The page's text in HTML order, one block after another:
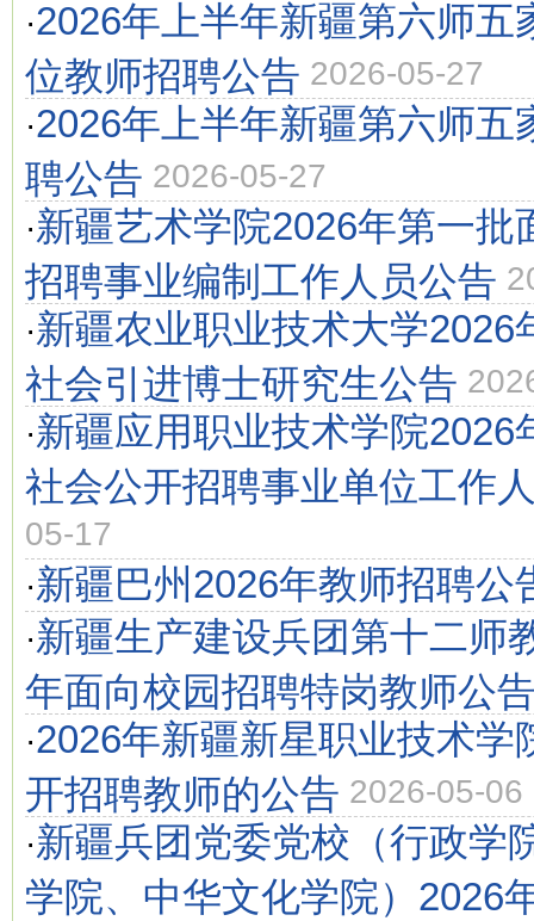
·2026年上半年新疆第六师五
位教师招聘公告 2026-05-27
·2026年上半年新疆第六师五
聘公告 2026-05-27
·新疆艺术学院2026年第一批
招聘事业编制工作人员公告
·新疆农业职业技术大学2026
社会引进博士研究生公告
·新疆应用职业技术学院2026
社会公开招聘事业单位工作
05-17
·新疆巴州2026年教师招聘公
·新疆生产建设兵团第十二师
年面向校园招聘特岗教师公
·2026年新疆新星职业技术学
开招聘教师的公告 2026-05-06
·新疆兵团党委党校（行政学
学院、中华文化学院）2026